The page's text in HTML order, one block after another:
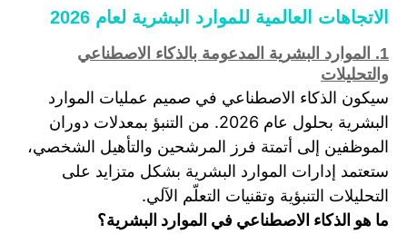
الاتجاهات العالمية للموارد البشرية لعام 2026
1. الموارد البشرية المدعومة بالذكاء الاصطناعي
والتحليلات
سيكون الذكاء الاصطناعي في صميم عمليات الموارد
البشرية بحلول عام 2026. من التنبؤ بمعدلات دوران
الموظفين إلى أتمتة فرز المرشحين والتأهيل الشخصي،
ستعتمد إدارات الموارد البشرية بشكل متزايد على
التحليلات التنبؤية وتقنيات التعلّم الآلي.
ما هو الذكاء الاصطناعي في الموارد البشرية؟